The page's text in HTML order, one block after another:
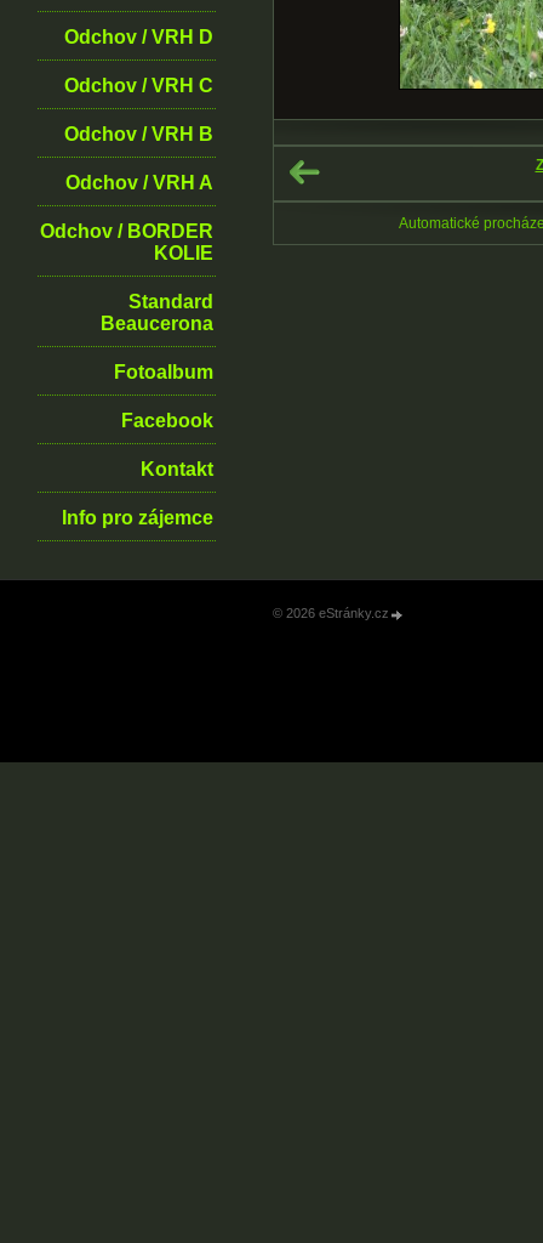
Odchov / VRH D
Odchov / VRH C
Odchov / VRH B
Odchov / VRH A
Odchov / BORDER
KOLIE
Standard
Beaucerona
Fotoalbum
Facebook
Kontakt
Info pro zájemce
Automatické
© 2026 eStránky.cz